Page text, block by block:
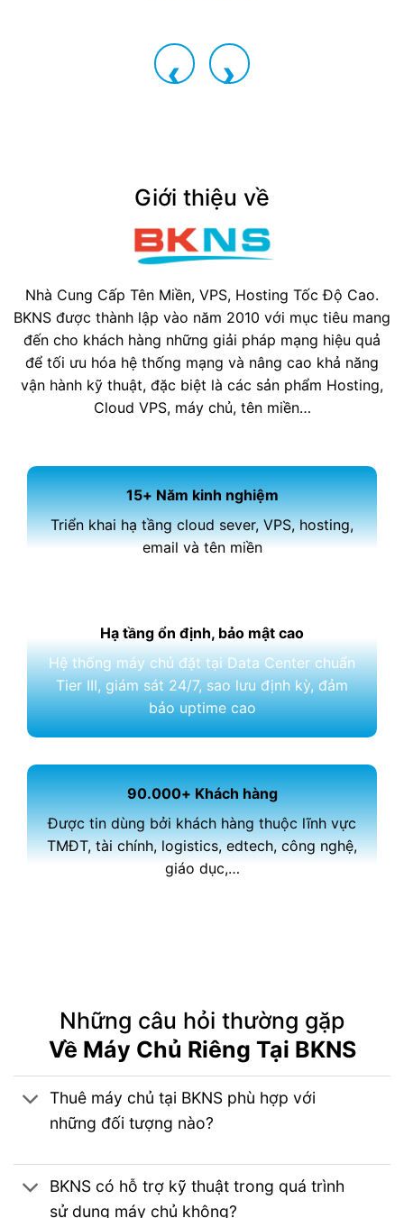
‹ ›
Giới thiệu về
Nhà Cung Cấp Tên Miền, VPS, Hosting Tốc Độ Cao.
BKNS được thành lập vào năm 2010 với mục tiêu mang
đến cho khách hàng những giải pháp mạng hiệu quả
để tối ưu hóa hệ thống mạng và nâng cao khả năng
vận hành kỹ thuật, đặc biệt là các sản phẩm Hosting,
Cloud VPS, máy chủ, tên miền…
15+ Năm kinh nghiệm
Triển khai hạ tầng cloud sever, VPS, hosting,
email và tên miền
Hạ tầng ổn định, bảo mật cao
Hệ thống máy chủ đặt tại Data Center chuẩn
Tier III, giám sát 24/7, sao lưu định kỳ, đảm
bảo uptime cao
90.000+ Khách hàng
Được tin dùng bởi khách hàng thuộc lĩnh vực
TMĐT, tài chính, logistics, edtech, công nghệ,
giáo dục,…
Những câu hỏi thường gặp
Về Máy Chủ Riêng Tại BKNS
Thuê máy chủ tại BKNS phù hợp với
những đối tượng nào?
BKNS có hỗ trợ kỹ thuật trong quá trình
sử dụng máy chủ không?